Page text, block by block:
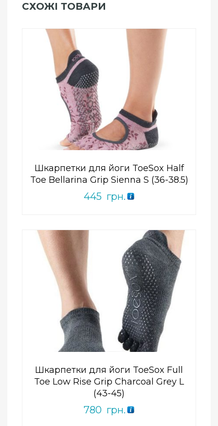
СХОЖІ ТОВАРИ
Шкарпетки для йоги ToeSox Half
Toe Bellarina Grip Sienna S (36-38.5)
445 грн.
ПРИДБАТИ
Add to Wishlist
Шкарпетки для йоги ToeSox Full
Toe Low Rise Grip Charcoal Grey L
(43-45)
780 грн.
ПРИДБАТИ
Add to Wishlist